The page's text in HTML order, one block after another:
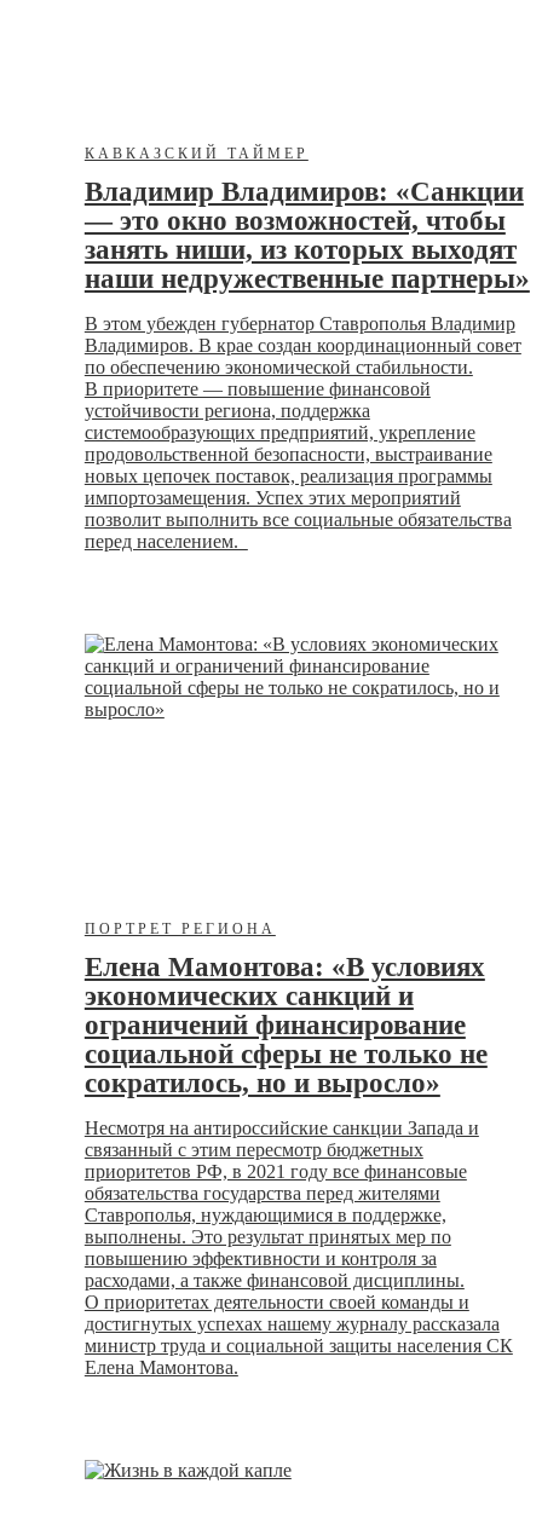
КАВКАЗСКИЙ ТАЙМЕР
Владимир Владимиров: «Санкции
— это окно возможностей, чтобы
занять ниши, из которых выходят
наши недружественные партнеры»
В этом убежден губернатор Ставрополья Владимир
Владимиров. В крае создан координационный совет
по обеспечению экономической стабильности.
В приоритете — повышение финансовой
устойчивости региона, поддержка
системообразующих предприятий, укрепление
продовольственной безопасности, выстраивание
новых цепочек поставок, реализация программы
импортозамещения. Успех этих мероприятий
позволит выполнить все социальные обязательства
перед населением.
ПОРТРЕТ РЕГИОНА
Елена Мамонтова: «В условиях
экономических санкций и
ограничений финансирование
социальной сферы не только не
сократилось, но и выросло»
Несмотря на антироссийские санкции Запада и
связанный с этим пересмотр бюджетных
приоритетов РФ, в 2021 году все финансовые
обязательства государства перед жителями
Ставрополья, нуждающимися в поддержке,
выполнены. Это результат принятых мер по
повышению эффективности и контроля за
расходами, а также финансовой дисциплины.
О приоритетах деятельности своей команды и
достигнутых успехах нашему журналу рассказала
министр труда и социальной защиты населения СК
Елена Мамонтова.